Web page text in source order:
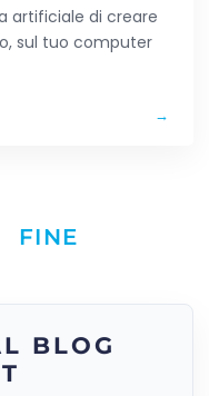
artificiale di creare
sul tuo computer
→
FINE
BLOG